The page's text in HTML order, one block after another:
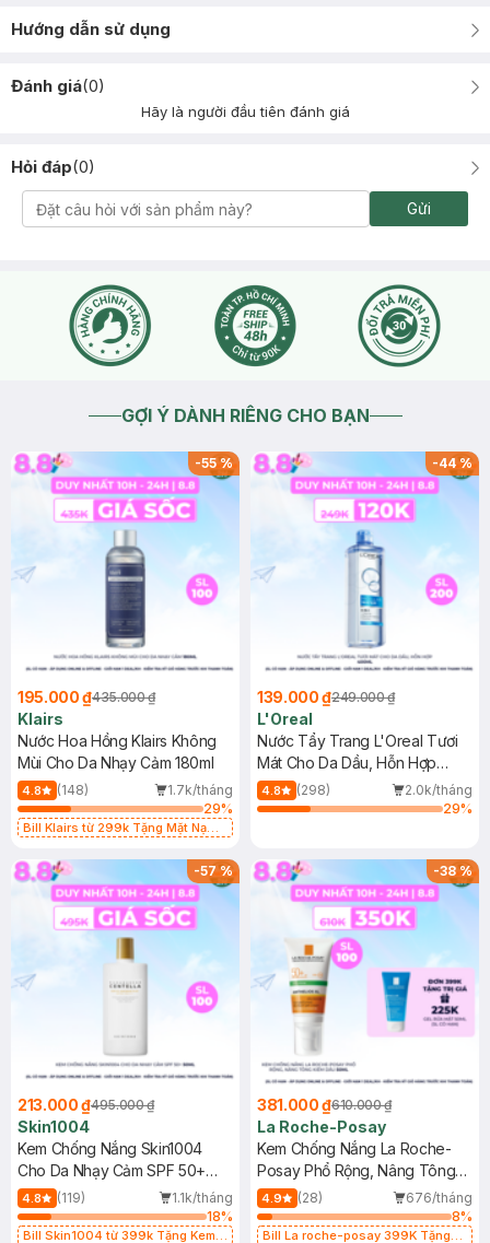
Hướng dẫn sử dụng
Đánh giá(0)
Hãy là người đầu tiên đánh giá
Hỏi đáp(0)
Gửi
GỢI Ý DÀNH RIÊNG CHO BẠN
-55%
195.000 ₫435.000 ₫
Klairs
Nước Hoa Hồng Klairs Không
Mùi Cho Da Nhạy Cảm 180ml
4.8 (148)
1.7k/tháng
29%
Bill Klairs từ 299k Tặng Mặt Nạ
25ml (SL Có Hạn)
-44%
139.000 ₫249.000 ₫
L'Oreal
Nước Tẩy Trang L'Oreal Tươi
Mát Cho Da Dầu, Hỗn Hợp
400ml
4.8 (298)
2.0k/tháng
29%
-57%
213.000 ₫495.000 ₫
Skin1004
Kem Chống Nắng Skin1004
Cho Da Nhạy Cảm SPF 50+
50ml
4.8 (119)
1.1k/tháng
18%
Bill Skin1004 từ 399k Tặng Kem
-38%
381.000 ₫610.000 ₫
La Roche-Posay
Kem Chống Nắng La Roche-
Posay Phổ Rộng, Nâng Tông
Kiềm Dầu 50ml
4.9 (28)
676/tháng
8%
Bill La roche-posay 399K Tặng